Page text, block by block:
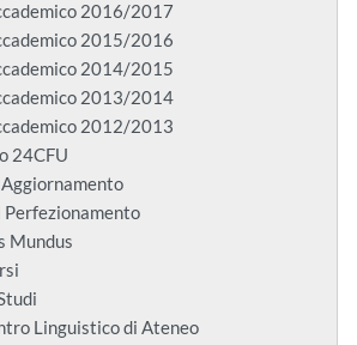
2016/2017
2015/2016
2014/2015
2013/2014
2012/2013
24CFU
Perfezionamento
Mundus
Linguistico di Ateneo